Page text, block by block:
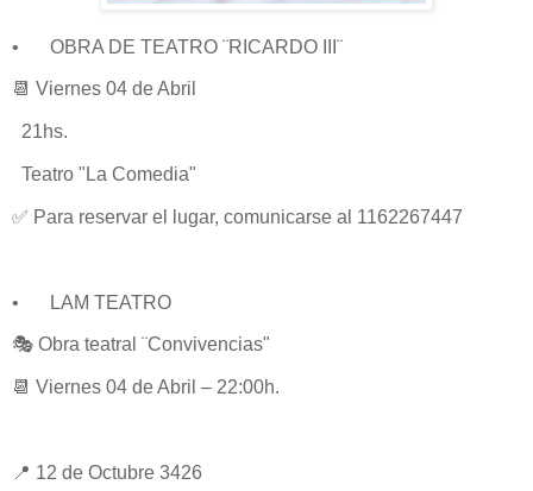
• OBRA DE TEATRO ¨RICARDO III¨
📆 Viernes 04 de Abril
21hs.
Teatro "La Comedia"
✅ Para reservar el lugar, comunicarse al 1162267447
• LAM TEATRO
🎭 Obra teatral ¨Convivencias"
📆 Viernes 04 de Abril – 22:00h.
📍 12 de Octubre 3426